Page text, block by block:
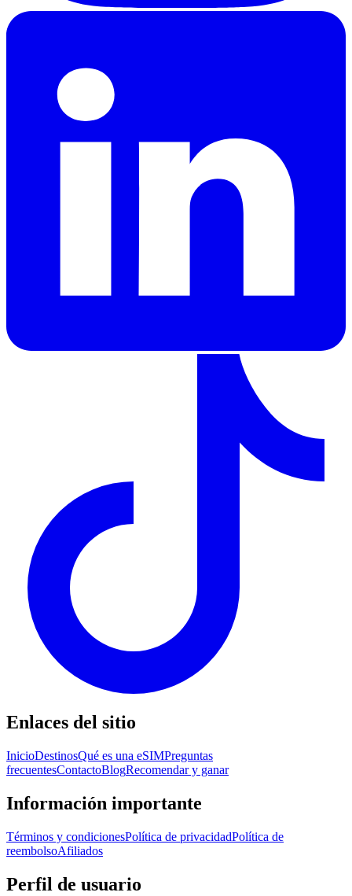
Enlaces del sitio
InicioDestinosQué es una eSIMPreguntas
frecuentesContactoBlogRecomendar y ganar
Información importante
Términos y condicionesPolítica de privacidadPolítica de
reembolsoAfiliados
Perfil de usuario